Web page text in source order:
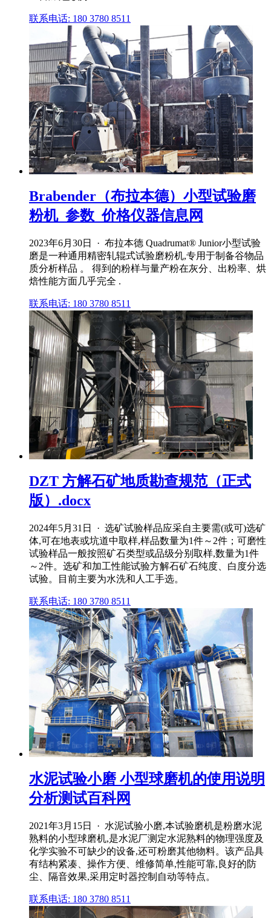
联系电话: 180 3780 8511
Brabender（布拉本德）小型试验磨
粉机_参数_价格仪器信息网
2023年6月30日 · 布拉本德 Quadrumat® Junior小型试验
磨是一种通用精密轧辊式试验磨粉机,专用于制备谷物品
质分析样品 。 得到的粉样与量产粉在灰分、出粉率、烘
焙性能方面几乎完全 .
联系电话: 180 3780 8511
DZT 方解石矿地质勘查规范（正式
版）.docx
2024年5月31日 · 选矿试验样品应采自主要需(或可)选矿
体,可在地表或坑道中取样,样品数量为1件～2件；可磨性
试验样品一般按照矿石类型或品级分别取样,数量为1件
～2件。选矿和加工性能试验方解石矿石纯度、白度分选
试验。目前主要为水洗和人工手选。
联系电话: 180 3780 8511
水泥试验小磨 小型球磨机的使用说明
分析测试百科网
2021年3月15日 · 水泥试验小磨,本试验磨机是粉磨水泥
熟料的小型球磨机,是水泥厂测定水泥熟料的物理强度及
化学实验不可缺少的设备,还可粉磨其他物料。该产品具
有结构紧凑、操作方便、维修简单,性能可靠,良好的防
尘、隔音效果,采用定时器控制自动等特点。
联系电话: 180 3780 8511